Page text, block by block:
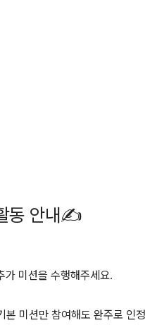
동 안내✍
미션을 수행해주세요.
미션만 참여해도 완주로 인정